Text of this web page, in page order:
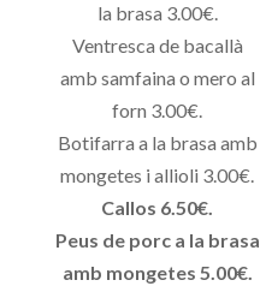
la brasa 3.00€.
Ventresca de bacallà
amb samfaina o mero al
forn 3.00€.
Botifarra a la brasa amb
mongetes i allioli 3.00€.
Callos 6.50€.
Peus de porc a la brasa
amb mongetes 5.00€.